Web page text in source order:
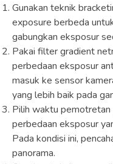
Gunakan teknik
exposure berbeda
gabungkan eksposur
Pakai filter gradient
perbedaan eksposur
masuk ke sensor
yang lebih baik pada
Pilih waktu
perbedaan eksposur
Pada kondisi ini,
panorama.